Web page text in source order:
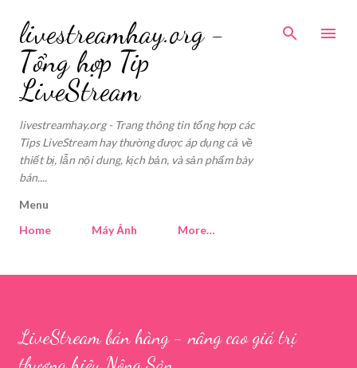
Skip to main content
livestreamhay.org -
Tổng hợp Tip
LiveStream
livestreamhay.org - Trang thông tin tổng hợp các
Tips LiveStream hay thường được áp dụng cả về
thiết bị, lẫn nội dung, kịch bản, và sản phẩm bày
bán....
Menu
Home
Máy Ảnh More…
LiveStream bán hàng - nâng cao giá trị